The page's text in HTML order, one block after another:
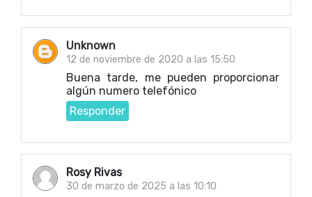
Unknown
12 de noviembre de 2020 a las 15:50
Buena tarde, me pueden proporcionar
algún numero telefónico
Responder
Rosy Rivas
30 de marzo de 2025 a las 10:10